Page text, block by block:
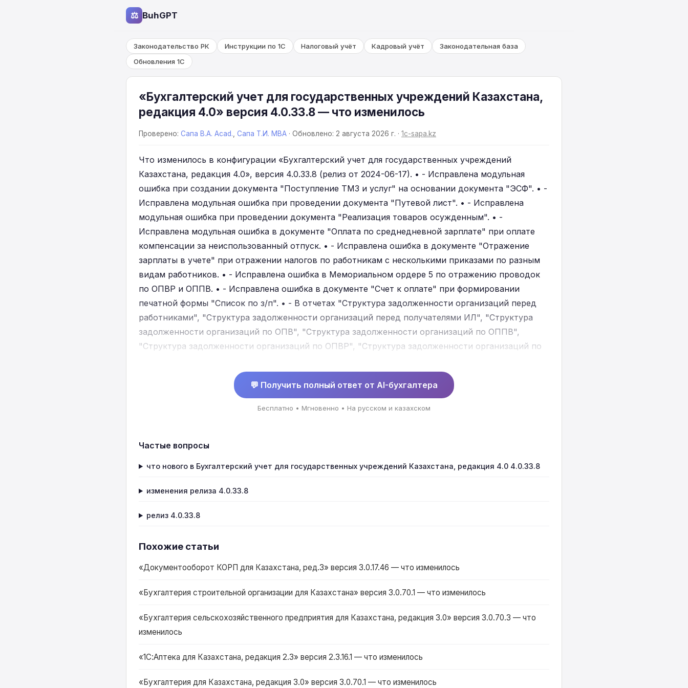
⚖ BuhGPT
Законодательство РК Инструкции по 1С Налоговый учёт Кадровый учёт
Законодательная база
Обновления 1С
«Бухгалтерский учет для государственных учреждений Казахстана,
редакция 4.0» версия 4.0.33.8 — что изменилось
Проверено: Сапа В.А. Acad. Сапа Т.И. MBA · Обновлено: 2 августа 2026 г. · 1c-sapa.kz
Что изменилось в конфигурации «Бухгалтерский учет для государственных учреждений
Казахстана, редакция 4.0», версия 4.0.33.8 (релиз от 2024-06-17). • - Исправлена модульная
ошибка при создании документа "Поступление ТМЗ и услуг" на основании документа "ЭСФ". • -
Исправлена модульная ошибка при проведении документа "Путевой лист". • - Исправлена
модульная ошибка при проведении документа "Реализация товаров осужденным". • -
Исправлена модульная ошибка в документе "Оплата по среднедневной зарплате" при оплате
компенсации за неиспользованный отпуск. • - Исправлена ошибка в документе "Отражение
зарплаты в учете" при отражении налогов по работникам с несколькими приказами по разным
видам работников. • - Исправлена ошибка в Мемориальном ордере 5 по отражению проводок
по ОПВР и ОППВ. • - Исправлена ошибка в документе "Счет к оплате" при формировании
печатной формы "Список по з/п". • - В отчетах "Структура задолженности организаций перед
работниками", "Структура задолженности организаций перед получателями ИЛ", "Структура
задолженности организаций по ОПВ", "Структура задолженности организаций по ОППВ",
"Структура задолженности организаций по ОПВР", "Структура задолженности организаций по
"Структура задолженности организаций перед получателями добровольного страхования",
"Свод начисленной зарплаты организаций", "Лицевой счет сотрудника (произвольная форма)"
исправлена ошибка при работе с отбором.
💬 Получить полный ответ от AI-бухгалтера
Бесплатно • Мгновенно • На русском и казахском
Частые вопросы
что нового в Бухгалтерский учет для государственных учреждений Казахстана, редакция 4.0 4.0.33.8
изменения релиза 4.0.33.8
релиз 4.0.33.8
Похожие статьи
«Документооборот КОРП для Казахстана, ред.3» версия 3.0.17.46 — что изменилось
«Бухгалтерия строительной организации для Казахстана» версия 3.0.70.1 — что изменилось
«Бухгалтерия сельскохозяйственного предприятия для Казахстана, редакция 3.0» версия 3.0.70.3 — что
изменилось
«1С:Аптека для Казахстана, редакция 2.3» версия 2.3.16.1 — что изменилось
«Бухгалтерия для Казахстана, редакция 3.0» версия 3.0.70.1 — что изменилось